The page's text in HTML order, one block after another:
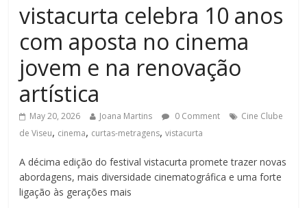
vistacurta celebra 10 anos
com aposta no cinema
jovem e na renovação
artística
May 20, 2026 Joana Martins 0 Comment
Cine Clube
de Viseu, cinema, curtas-metragens,vistacurta
A décima edição do festival vistacurta promete trazer novas
abordagens, mais diversidade cinematográfica e uma forte
ligação às gerações mais